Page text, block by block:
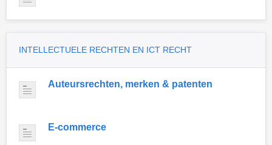
INTELLECTUELE RECHTEN EN ICT RECHT
Auteursrechten, merken & patenten
E-commerce